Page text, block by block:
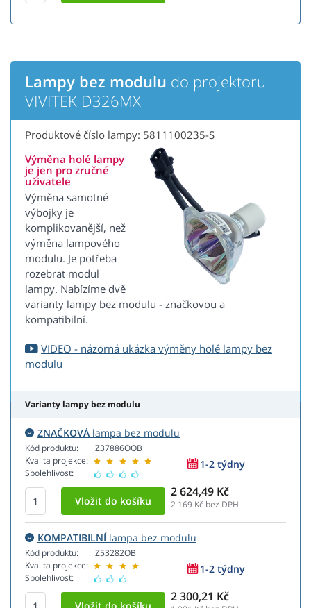
Lampy bez modulu do projektoru
VIVITEK D326MX
Produktové číslo lampy: 5811100235-S
Výměna holé lampy
je jen pro zručné
uživatele
Výměna samotné
výbojky je
komplikovanější, než
výměna lampového
modulu. Je potřeba
rozebrat modul
lampy. Nabízíme dvě
varianty lampy bez modulu - značkovou a
kompatibilní.
VIDEO - názorná ukázka výměny holé lampy bez
modulu
Varianty lampy bez modulu
ZNAČKOVÁ lampa bez modulu
Kód produktu:
Kvalita projekce:
Spolehlivost:
Z37886OOB
1-2 týdny
2 624,49 Kč
2 169 Kč bez DPH
KOMPATIBILNÍlampa bez modulu
Kód produktu:
Kvalita projekce:
Spolehlivost:
Z53282OB
1-2 týdny
2 300,21 Kč